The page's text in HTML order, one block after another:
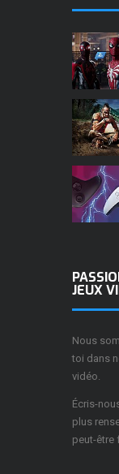
JEUX
Nous
toi dans
vidéo.
Écris-
plus
peut-être